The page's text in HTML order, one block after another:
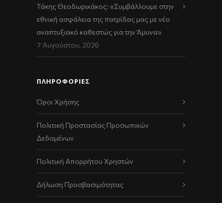
Τάκης Θεοδωρικάκος: «Συμβάλλουμε στην
εθνική ασφάλεια της πατρίδας μας με νέο
αναπτυξιακό καθεστώς για την Άμυνα»
7 Αυγούστου, 2026
ΠΛΗΡΟΦΟΡΙΕΣ
Όροι Χρήσης
Πολιτική Προστασίας Προσωπικών
Δεδομένων
Πολιτική Απορρήτου Χρηστών
Δήλωση Προσβασιμότητας